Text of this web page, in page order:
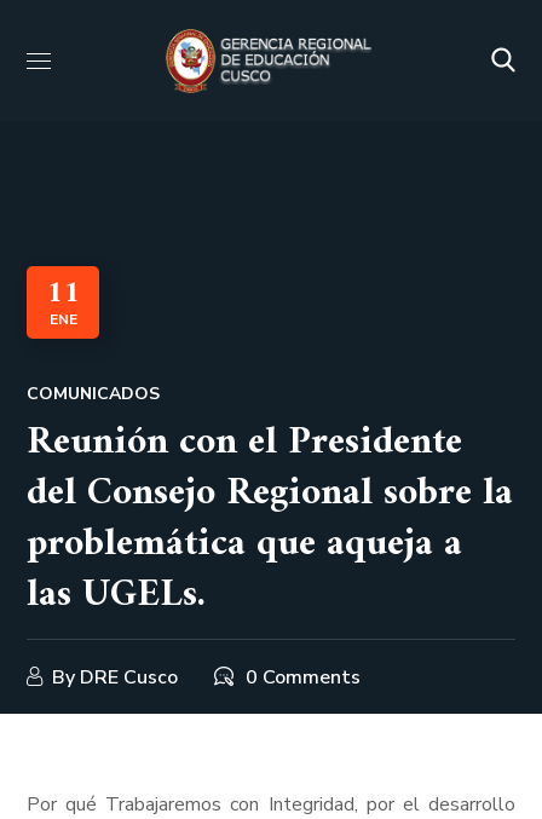
11
ENE
COMUNICADOS
Reunión con el Presidente
del Consejo Regional sobre la
problemática que aqueja a
las UGELs.
By DRE Cusco 0 Comments
Por qué Trabajaremos con Integridad, por el desarrollo